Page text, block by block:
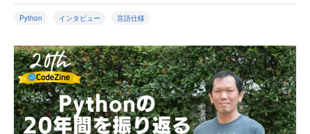
Python インタビュー 言語仕様